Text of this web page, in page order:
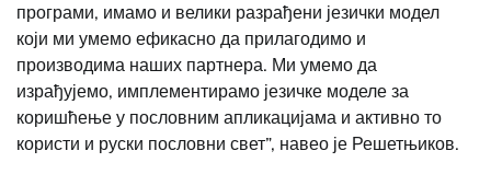
програми, имамо и велики разрађени језички модел
који ми умемо ефикасно да прилагодимо и
производима наших партнера. Ми умемо да
израђујемо, имплементирамо језичке моделе за
коришћење у пословним апликацијама и активно то
користи и руски пословни свет”, навео је Решетњиков.